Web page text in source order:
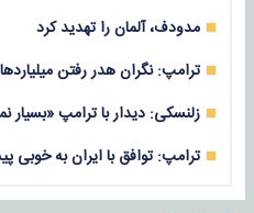
مدودف، آلمان را تهدید کرد
ترامپ: نگران هدر رفتن
زلنسکی: دیدار با ترامپ «بسیار
ترامپ: توافق با ایران به